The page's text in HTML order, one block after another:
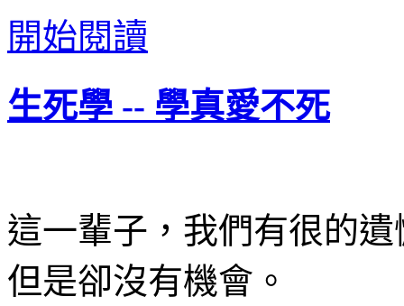
開始閱讀
生死學 -- 學真愛不死
這一輩子，我們有很的
但是卻沒有機會。